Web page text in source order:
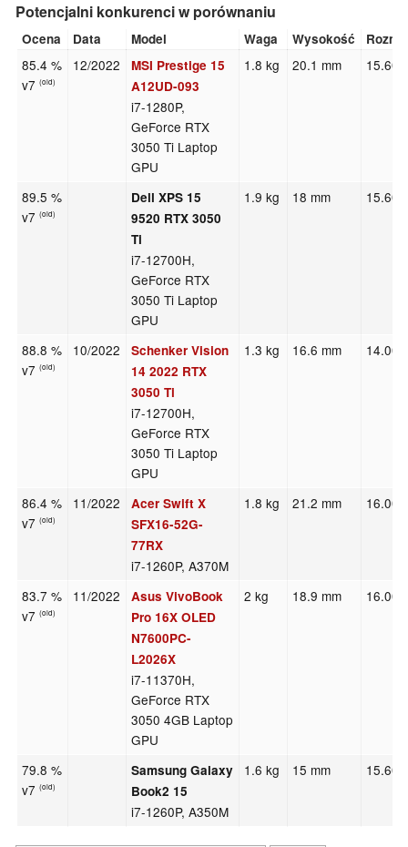
Potencjalni konkurenci w porównaniu
Ocena Data Model Waga Wysokość
85.4 %
v7(old)
12/2022
MSI Prestige 15
A12UD-093
i7-1280P,
GeForce RTX
3050 Ti Laptop
GPU
1.8 kg 20.1 mm 15.60"
89.5 %
v7(old)
Dell XPS 15
9520 RTX 3050
Ti
i7-12700H,
GeForce RTX
3050 Ti Laptop
GPU
1.9 kg 18 mm 15.60"
88.8 %
v7(old)
10/2022
Schenker Vision
14 2022 RTX
3050 Ti
i7-12700H,
GeForce RTX
3050 Ti Laptop
GPU
1.3 kg 16.6 mm 14.00"
86.4 %
v7(old)
11/2022
Acer Swift X
SFX16-52G-
77RX
i7-1260P, A370M
1.8 kg 21.2 mm 16.00"
83.7 %
v7(old)
11/2022
Asus VivoBook
Pro 16X OLED
N7600PC-
L2026X
i7-11370H,
GeForce RTX
3050 4GB Laptop
GPU
2 kg 18.9 mm 16.00"
79.8 %
v7(old)
Samsung Galaxy
Book2 15
i7-1260P, A350M
1.6 kg 15 mm 15.60"